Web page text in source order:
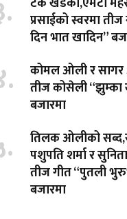
प्रसाईको स्वरमा
दिन भात खादिन”
कोमल ओली र
तीज कोसेली “झुम्का
बजारमा
तिलक ओलीको
पशुपति शर्मा र
तीज गीत “पुतली
बजारमा